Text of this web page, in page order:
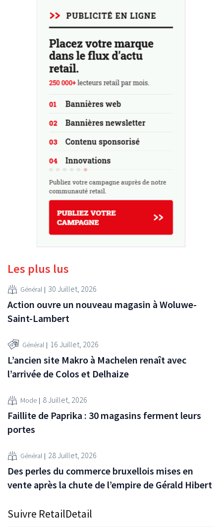
Les plus lus
Général 30 Juillet, 2026
Action ouvre un nouveau magasin à Woluwe-
Saint-Lambert
Général 16 Juillet, 2026
L’ancien site Makro à Machelen renaît avec
l’arrivée de Colos et Delhaize
Mode 8 Juillet, 2026
Faillite de Paprika : 30 magasins ferment leurs
portes
Général 28 Juillet, 2026
Des perles du commerce bruxellois mises en
vente après la chute de l’empire de Gérald Hibert
Suivre RetailDetail